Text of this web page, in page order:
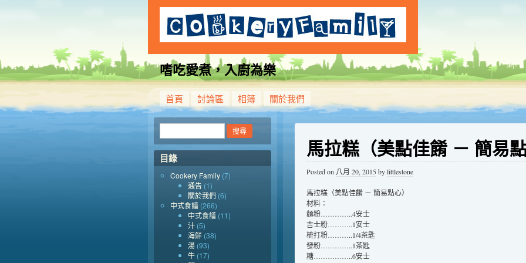
嗜吃愛煮，入廚為樂
首頁 討論區 相簿 關於我們
馬拉糕（美點佳餚 － 簡易
Posted on 八月 20, 2015bylittlestone
馬拉糕（美點佳餚 － 簡易點心）
材料：
麵粉…………..4安士
吉士粉………..1安士
梳打粉………..1/4茶匙
發粉…………..1茶匙
糖……………..6安士
目錄
Cookery Family (7)
通告 (1)
關於我們 (6)
中式食譜 (266)
中式食譜 (11)
汁 (5)
海鮮 (38)
湯 (93)
牛 (17)